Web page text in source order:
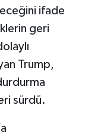
ifade
geri
Trump,
sürdü.